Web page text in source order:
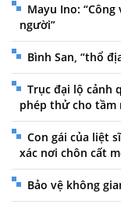
Mayu Ino:
người”
Bình San, “thổ
Trục đại lộ cảnh
phép thử cho tầm
Con gái của liệt
xác nơi chôn cất
Bảo vệ không